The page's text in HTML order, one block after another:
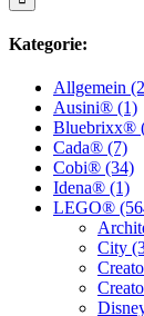
Kategorie:
Allgemein
Ausini® (1)
Bluebrixx®
Cada® (7)
Cobi® (34)
Idena® (1)
LEGO®
City